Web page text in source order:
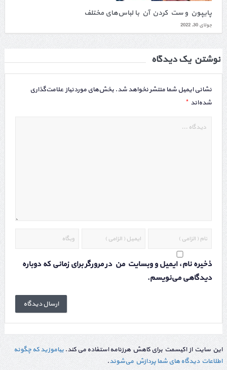
پایپون و ست کردن آن با لباس‌های مختلف
جولای 30, 2022
نوشتن یک دیدگاه
نشانی ایمیل شما منتشر نخواهد شد. بخش‌های موردنیاز علامت‌گذاری
شده‌اند *
ذخیره نام، ایمیل و وبسایت من در مرورگر برای زمانی که دوباره
دیدگاهی می‌نویسم.
این سایت از اکیسمت برای کاهش هرزنامه استفاده می کند. بیاموزید که چگونه
اطلاعات دیدگاه های شما پردازش می‌شوند.